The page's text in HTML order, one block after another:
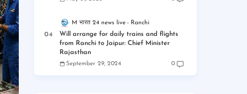
M भारत 24 news live Ranchi
Will arrange for daily trains and flights
from Ranchi to Jaipur: Chief Minister
Rajasthan
September 29, 2024 0